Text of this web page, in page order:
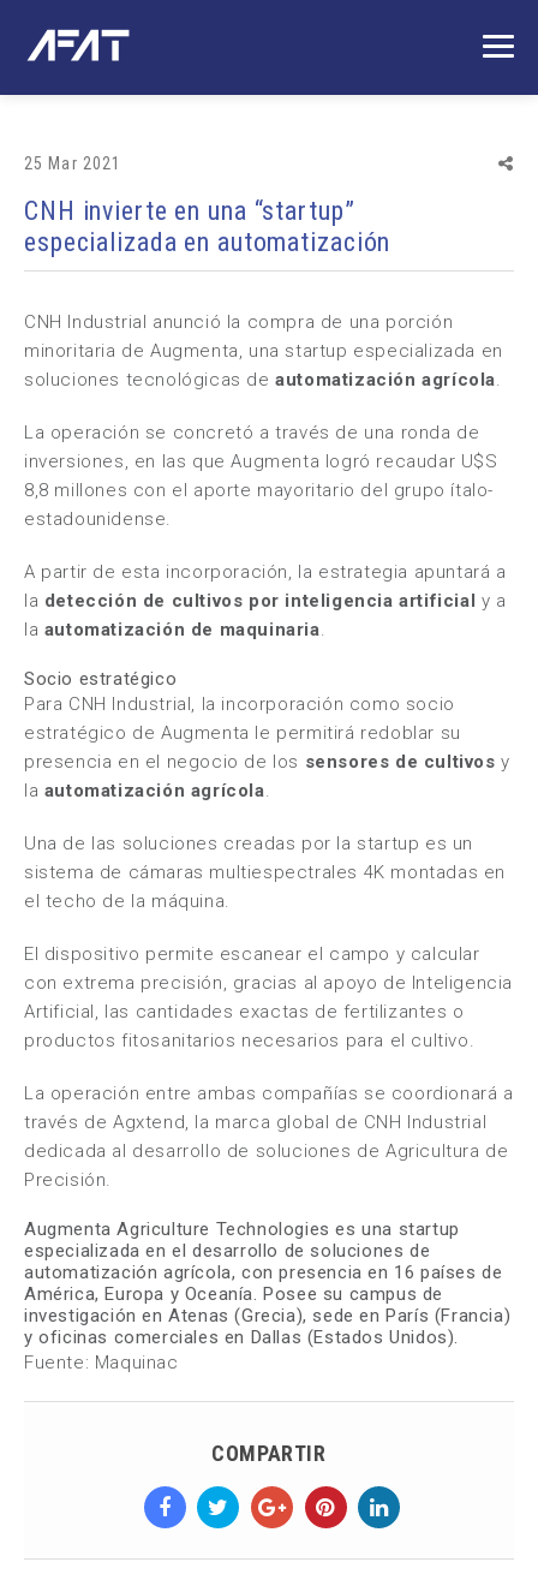
25 Mar 2021
CNH invierte en una “startup”
especializada en automatización
CNH Industrial anunció la compra de una porción
minoritaria de Augmenta, una startup especializada en
soluciones tecnológicas deautomatización agrícola.
La operación se concretó a través de una ronda de
inversiones, en las que Augmenta logró recaudar U$S
8,8 millones con el aporte mayoritario del grupo ítalo-
estadounidense.
A partir de esta incorporación, la estrategia apuntará a
la detección de cultivos por inteligencia artificial y a
la automatización de maquinaria.
Socio estratégico
Para CNH Industrial, la incorporación como socio
estratégico de Augmenta le permitirá redoblar su
presencia en el negocio de los sensores de cultivos y
la automatización agrícola.
Una de las soluciones creadas por la startup es un
sistema de cámaras multiespectrales 4K montadas en
el techo de la máquina.
El dispositivo permite escanear el campo y calcular
con extrema precisión, gracias al apoyo de Inteligencia
Artificial, las cantidades exactas de fertilizantes o
productos fitosanitarios necesarios para el cultivo.
La operación entre ambas compañías se coordionará a
través de Agxtend, la marca global de CNH Industrial
dedicada al desarrollo de soluciones de Agricultura de
Precisión.
Augmenta Agriculture Technologies es una startup
especializada en el desarrollo de soluciones de
automatización agrícola, con presencia en 16 países de
América, Europa y Oceanía. Posee su campus de
investigación en Atenas (Grecia), sede en París (Francia)
y oficinas comerciales en Dallas (Estados Unidos).
Fuente: Maquinac
COMPARTIR